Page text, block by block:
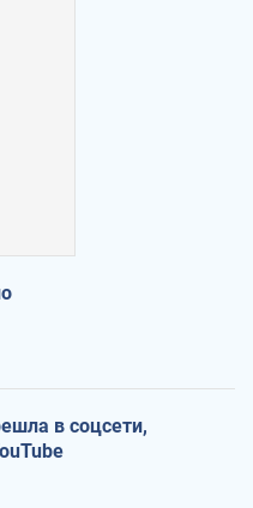
в соцсети,